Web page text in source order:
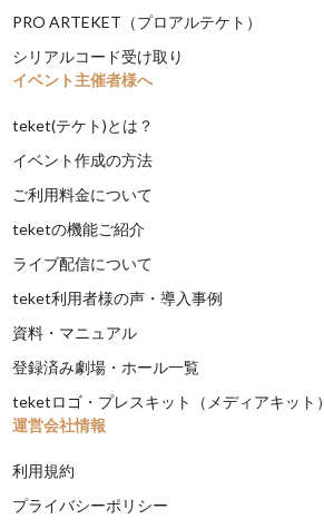
PRO ARTEKET（プロアルテケト）
シリアルコード受け取り
イベント主催者様へ
teket(テケト)とは？
イベント作成の方法
ご利用料金について
teketの機能ご紹介
ライブ配信について
teket利用者様の声・導入事例
資料・マニュアル
登録済み劇場・ホール一覧
teketロゴ・プレスキット（メディアキット）
運営会社情報
利用規約
プライバシーポリシー